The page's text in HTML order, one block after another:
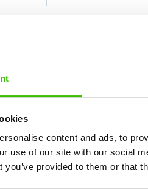
content and ads, to
use of our site with our social
you’ve provided to them or that